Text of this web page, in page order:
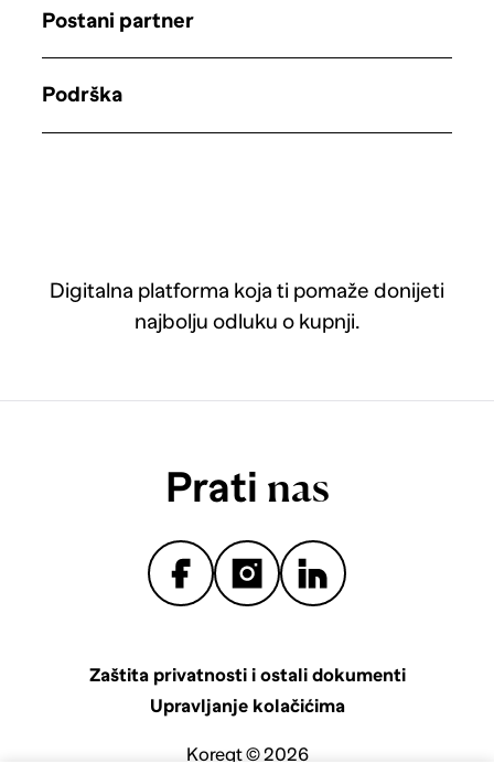
Digitalna platforma koja ti pomaže donijeti
najbolju odluku o kupnji.
Postani partner
Podrška
Prati nas
Zaštita privatnosti i ostali dokumenti
Upravljanje kolačićima
Koreqt © 2026